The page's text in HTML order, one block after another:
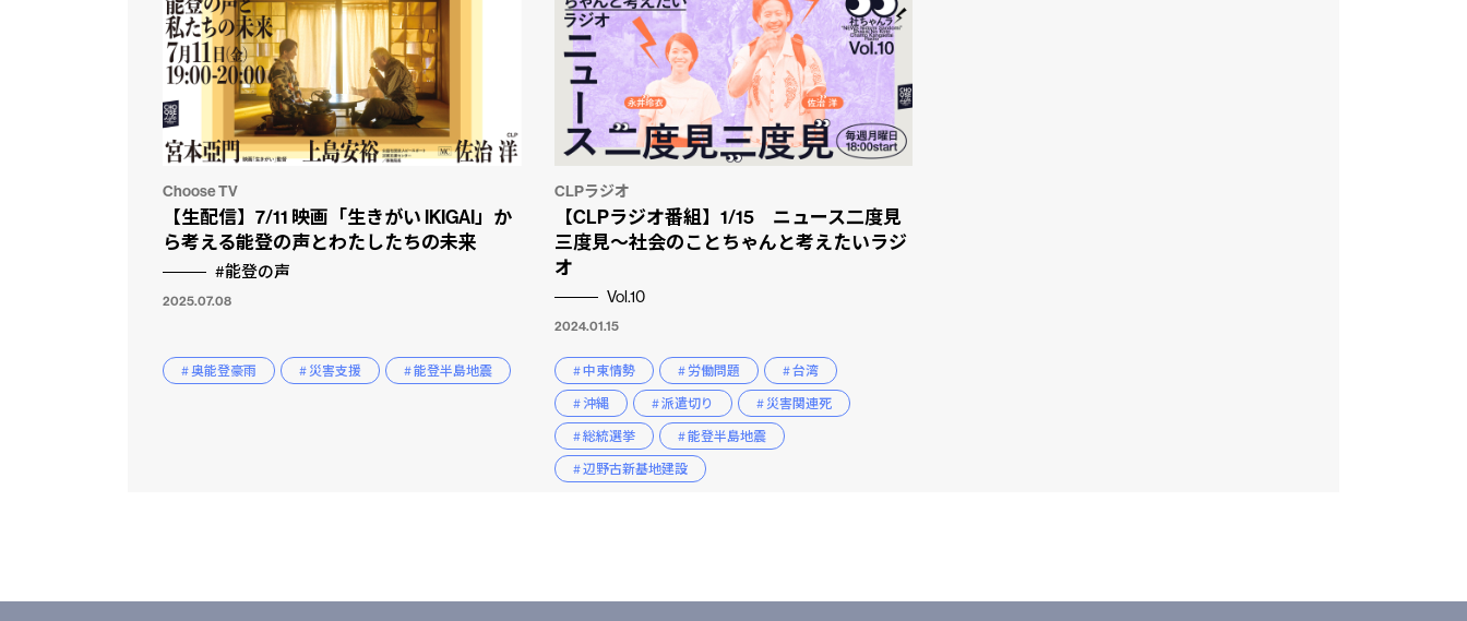
Choose TV
【生配信】7/11 映画「生きがい IKIGAI」か
ら考える能登の声とわたしたちの未来
#能登の声
2025.07.08
# 奥能登豪雨 # 災害支援 # 能登半島地震
CLPラジオ
【CLPラジオ番組】1/15 ニュース二度見
三度見〜社会のことちゃんと考えたいラジ
オ
Vol.10
2024.01.15
# 中東情勢 # 労働問題
# 台湾
# 沖縄
# 派遣切り
# 災害関連死
# 総統選挙
# 能登半島地震
# 辺野古新基地建設